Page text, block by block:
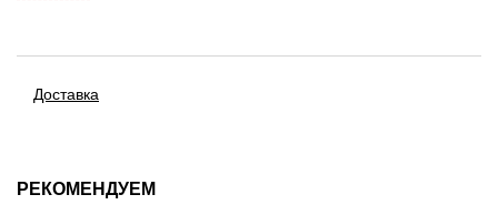
Доставка
РЕКОМЕНДУЕМ